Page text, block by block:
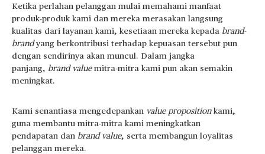
Ketika perlahan pelanggan mulai memahami manfaat
produk-produk kami dan mereka merasakan langsung
kualitas dari layanan kami, kesetiaan mereka kepada brand-
brandyang berkontribusi terhadap kepuasan tersebut pun
dengan sendirinya akan muncul. Dalam jangka
panjang, brand valuemitra-mitra kami pun akan semakin
meningkat.
Kami senantiasa mengedepankan value propositionkami,
guna membantu mitra-mitra kami meningkatkan
pendapatan dan brand value, serta membangun loyalitas
pelanggan mereka.